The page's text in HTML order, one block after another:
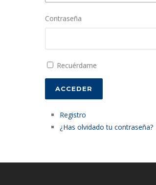
Contraseña
Recuérdame
ACCEDER
Registro
¿Has olvidado tu contraseña?